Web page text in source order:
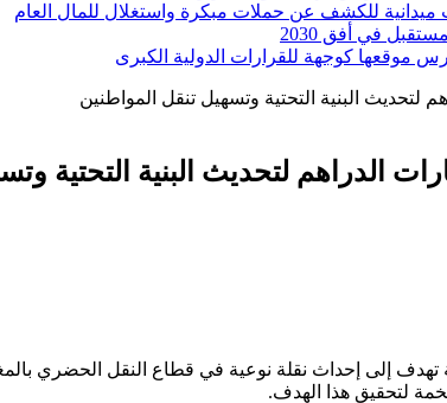
ميدانية للكشف عن حملات مبكرة واستغلال للمال العام
في أفق 2030
موقعها كوجهة للقرارات الدولية الكبرى
البنية التحتية وتسهيل تنقل المواطنين
الدراهم لتحديث البنية التحتية
إلى إحداث نقلة نوعية في قطاع النقل الحضري
لتحقيق هذا الهدف.